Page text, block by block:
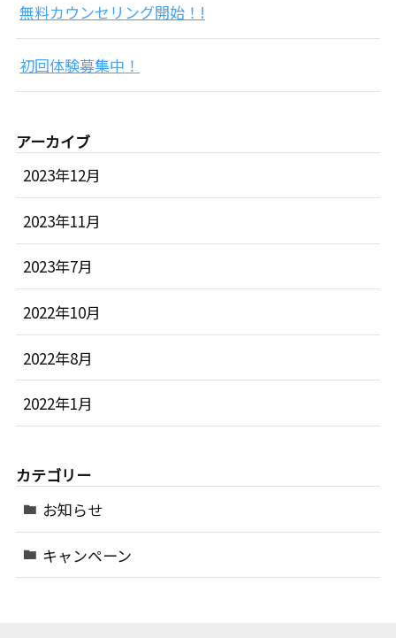
無料カウンセリング開始！!
初回体験募集中！
アーカイブ
2023年12月
2023年11月
2023年7月
2022年10月
2022年8月
2022年1月
カテゴリー
お知らせ
キャンペーン